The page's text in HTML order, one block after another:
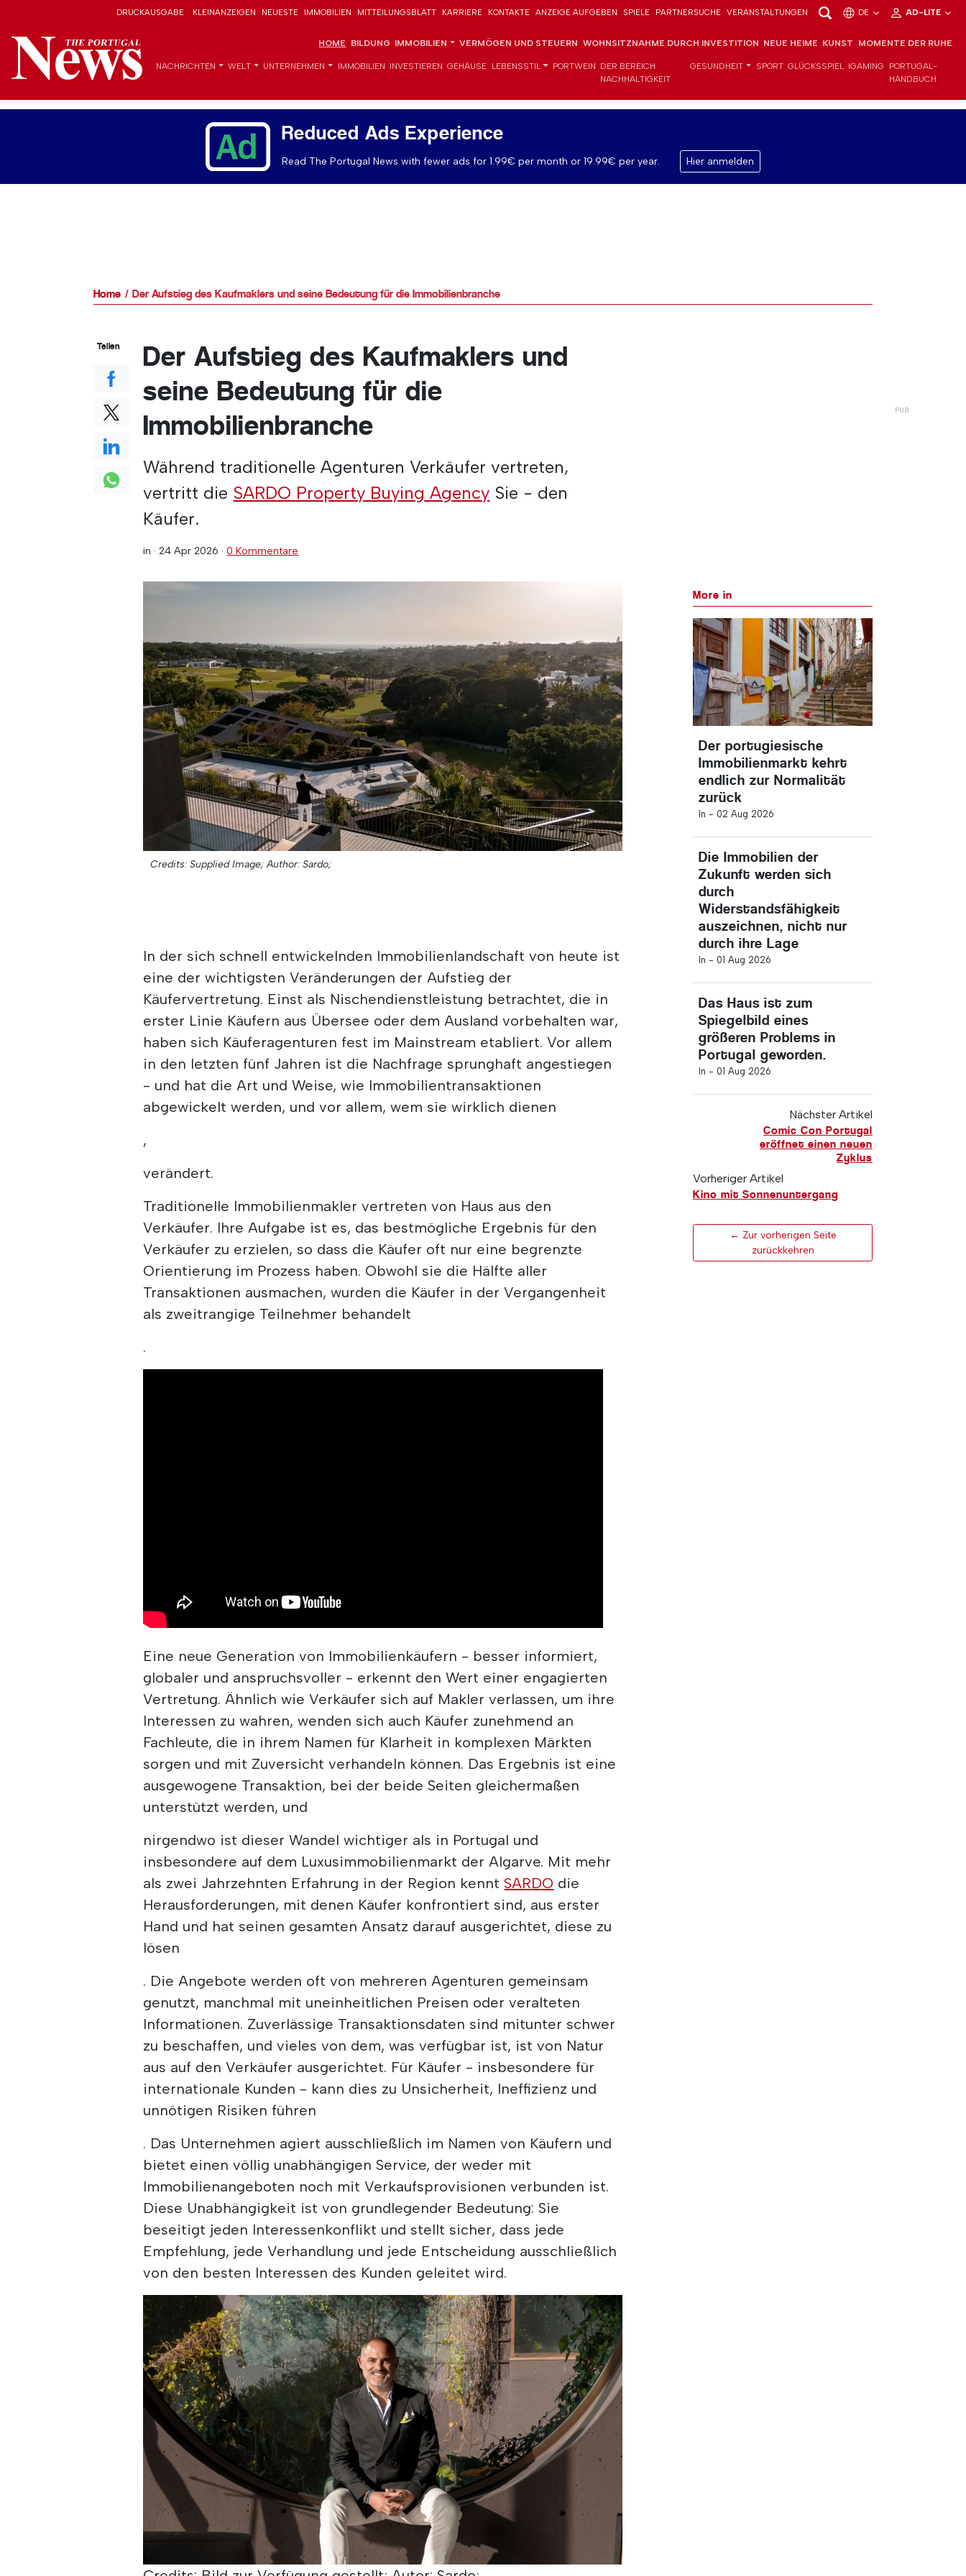
DRUCKAUSGABE KLEINANZEIGEN NEUESTE IMMOBILIEN MITTEILUNGSBLATT KARRIERE KONTAKTE ANZEIGE AUFGEBEN SPIELE PARTNERSUCHE VERANSTALTUNGEN DE AD-LITE
HOME BILDUNG IMMOBILIEN VERMÖGEN UND STEUERN WOHNSITZNAHME DURCH INVESTITION NEUE HEIME KUNST MOMENTE DER RUHE
NACHRICHTEN WELT UNTERNEHMEN IMMOBILIEN INVESTIEREN GEHÄUSE LEBENSSTIL PORTWEIN DER BEREICH
NACHHALTIGKEIT
GESUNDHEIT SPORT GLÜCKSSPIEL IGAMING
PORTUGAL-
HANDBUCH
Reduced Ads Experience
Read The Portugal News with fewer ads for 1.99€ per month or 19.99€ per year. Hier anmelden
Home Der Aufstieg des Kaufmaklers und seine Bedeutung für die Immobilienbranche
Der Aufstieg des Kaufmaklers und
seine Bedeutung für die
Immobilienbranche
Während traditionelle Agenturen Verkäufer vertreten,
vertritt die SARDO Property Buying Agency Sie - den
Käufer.
in ·24 Apr 2026 ·0 Kommentare
Credits: Supplied Image; Author: Sardo;
In der sich schnell entwickelnden Immobilienlandschaft von heute ist
eine der wichtigsten Veränderungen der Aufstieg der
Käufervertretung. Einst als Nischendienstleistung betrachtet, die in
erster Linie Käufern aus Übersee oder dem Ausland vorbehalten war,
haben sich Käuferagenturen fest im Mainstream etabliert. Vor allem
in den letzten fünf Jahren ist die Nachfrage sprunghaft angestiegen
- und hat die Art und Weise, wie Immobilientransaktionen
abgewickelt werden, und vor allem, wem sie wirklich dienen
,
verändert.
Traditionelle Immobilienmakler vertreten von Haus aus den
Verkäufer. Ihre Aufgabe ist es, das bestmögliche Ergebnis für den
Verkäufer zu erzielen, so dass die Käufer oft nur eine begrenzte
Orientierung im Prozess haben. Obwohl sie die Hälfte aller
Transaktionen ausmachen, wurden die Käufer in der Vergangenheit
als zweitrangige Teilnehmer behandelt
.
Eine neue Generation von Immobilienkäufern - besser informiert,
globaler und anspruchsvoller - erkennt den Wert einer engagierten
Vertretung. Ähnlich wie Verkäufer sich auf Makler verlassen, um ihre
Interessen zu wahren, wenden sich auch Käufer zunehmend an
Fachleute, die in ihrem Namen für Klarheit in komplexen Märkten
sorgen und mit Zuversicht verhandeln können. Das Ergebnis ist eine
ausgewogene Transaktion, bei der beide Seiten gleichermaßen
unterstützt werden, und
nirgendwo ist dieser Wandel wichtiger als in Portugal und
insbesondere auf dem Luxusimmobilienmarkt der Algarve. Mit mehr
als zwei Jahrzehnten Erfahrung in der Region kennt SARDO die
Herausforderungen, mit denen Käufer konfrontiert sind, aus erster
Hand und hat seinen gesamten Ansatz darauf ausgerichtet, diese zu
lösen
. Die Angebote werden oft von mehreren Agenturen gemeinsam
genutzt, manchmal mit uneinheitlichen Preisen oder veralteten
Informationen. Zuverlässige Transaktionsdaten sind mitunter schwer
zu beschaffen, und vieles von dem, was verfügbar ist, ist von Natur
aus auf den Verkäufer ausgerichtet. Für Käufer - insbesondere für
internationale Kunden - kann dies zu Unsicherheit, Ineffizienz und
unnötigen Risiken führen
. Das Unternehmen agiert ausschließlich im Namen von Käufern und
bietet einen völlig unabhängigen Service, der weder mit
Immobilienangeboten noch mit Verkaufsprovisionen verbunden ist.
Diese Unabhängigkeit ist von grundlegender Bedeutung: Sie
beseitigt jeden Interessenkonflikt und stellt sicher, dass jede
Empfehlung, jede Verhandlung und jede Entscheidung ausschließlich
von den besten Interessen des Kunden geleitet wird.
Teilen
More in
Der portugiesische
Immobilienmarkt kehrt
endlich zur Normalität
zurück
In - 02 Aug 2026
Die Immobilien der
Zukunft werden sich
durch
Widerstandsfähigkeit
auszeichnen, nicht nur
durch ihre Lage
In - 01 Aug 2026
Das Haus ist zum
Spiegelbild eines
größeren Problems in
Portugal geworden.
In - 01 Aug 2026
Nächster Artikel
Comic Con Portugal
eröffnet einen neuen
Zyklus
Vorheriger Artikel
Kino mit Sonnenuntergang
← Zur vorherigen Seite
zurückkehren